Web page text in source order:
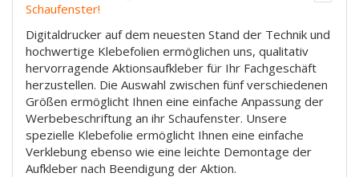
Schaufenster!
Digitaldrucker auf dem neuesten Stand der Technik und
hochwertige Klebefolien ermöglichen uns, qualitativ
hervorragende Aktionsaufkleber für Ihr Fachgeschäft
herzustellen. Die Auswahl zwischen fünf verschiedenen
Größen ermöglicht Ihnen eine einfache Anpassung der
Werbebeschriftung an ihr Schaufenster. Unsere
spezielle Klebefolie ermöglicht Ihnen eine einfache
Verklebung ebenso wie eine leichte Demontage der
Aufkleber nach Beendigung der Aktion.